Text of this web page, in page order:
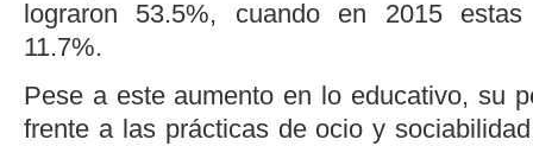
lograron 53.5%, cuando en 2015 estas
11.7%.
Pese a este aumento en lo educativo, su
frente a las prácticas de ocio y